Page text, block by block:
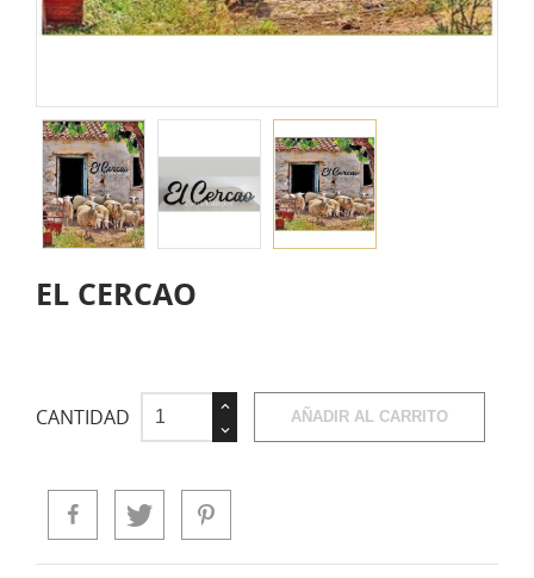
EL CERCAO
CANTIDAD AÑADIR AL CARRITO